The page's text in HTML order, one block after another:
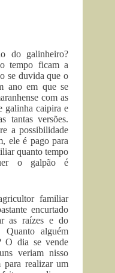
do galinheiro?
tempo ficam a
se duvida que o
ano em que se
com as
galinha caipira e
tantas versões.
a possibilidade
ele é pago para
quanto tempo
o galpão é
familiar
encurtado
as raízes e do
Quanto alguém
O dia se vende
veriam nisso
para realizar um